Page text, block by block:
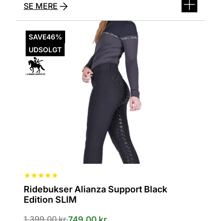
SE MERE
SAVE46%
UDSOLGT
★★★★★
Ridebukser Alianza Support Black
Edition SLIM
1.399,00kr.
Den
Den
vare
har
flere
varianter.
Mulighederne